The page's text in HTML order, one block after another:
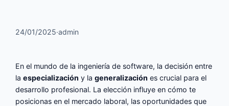
24/01/2025·admin
En el mundo de la ingeniería de software, la decisión entre
laespecialización y lageneralización es crucial para el
desarrollo profesional. La elección influye en cómo te
posicionas en el mercado laboral, las oportunidades que